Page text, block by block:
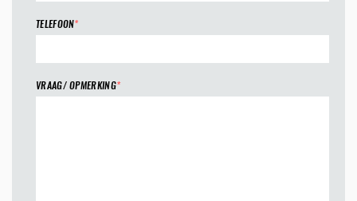
TELEFOON*
VRAAG/ OPMERKING*